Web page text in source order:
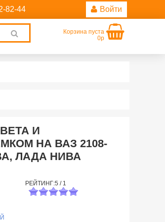
82-44 Войти
search
Корзина пуста
0р
И
НА ВАЗ 2108-
ЛАДА НИВА
РЕЙТИНГ:5 / 1